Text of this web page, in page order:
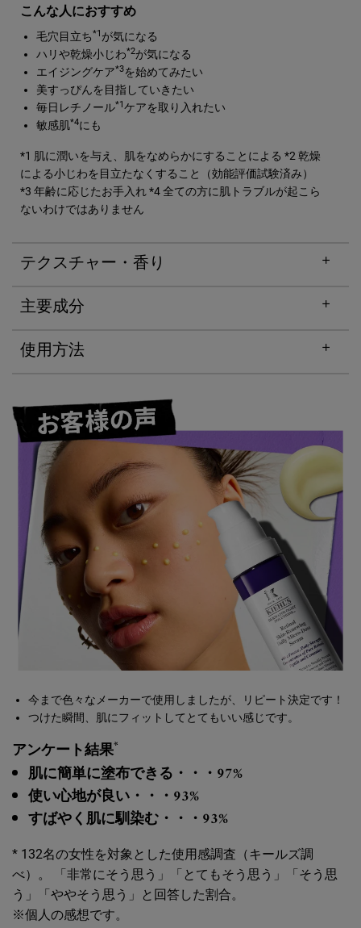
こんな人におすすめ
毛穴目立ち*1 が気になる
ハリや乾燥小じわ*2が気になる
エイジングケア*3を始めてみたい
美すっぴんを目指していきたい
毎日レチノール*1ケアを取り入れたい
敏感肌*4にも
*1 肌に潤いを与え、肌をなめらかにすることによる *2 乾燥
による小じわを目立たなくすること（効能評価試験済み）
*3 年齢に応じたお手入れ*4 全ての方に肌トラブルが起こら
ないわけではありません
テクスチャー・香り
主要成分
使用方法
今まで色々なメーカーで使用しましたが、リピート決定です！
つけた瞬間、肌にフィットしてとてもいい感じです。
アンケート結果*
肌に簡単に塗布できる・・・97%
使い心地が良い・・・93%
すばやく肌に馴染む・・・93%
* 132名の女性を対象とした使用感調査（キールズ調
べ）。 「非常にそう思う」「とてもそう思う」「そう思
う」「ややそう思う」と回答した割合。
※個人の感想です。